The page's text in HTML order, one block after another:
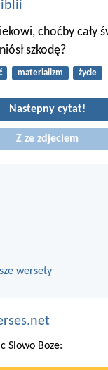
choćby cały
szkodę?
materializm życie
Nastepny cytat!
Z ze zdjeciem
wersety
Slowo Boze: